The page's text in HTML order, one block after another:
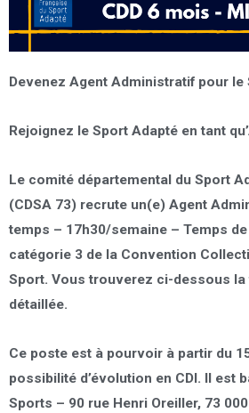
Devenez Agent Administratif pour le
Rejoignez le Sport Adapté en tant
Le comité départemental du Sport
(CDSA 73) recrute un(e) Agent
temps – 17h30/semaine – Temps
catégorie 3 de la Convention
Sport. Vous trouverez ci-dessous
détaillée.
Ce poste est à pourvoir à partir du
possibilité d’évolution en CDI. Il est
Sports – 90 rue Henri Oreiller, 73